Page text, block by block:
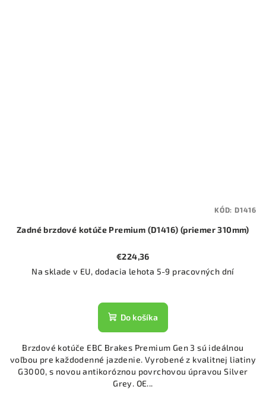
Zadné brzdové kotúče Premium (D1416) (priemer 310mm)
€224,36
Na sklade v EU, dodacia lehota 5-9 pracovných dní
Do košíka
Brzdové kotúče EBC Brakes Premium Gen 3 sú ideálnou
voľbou pre každodenné jazdenie. Vyrobené z kvalitnej liatiny
G3000, s novou antikoróznou povrchovou úpravou Silver
Grey. OE...
KÓD: D1416